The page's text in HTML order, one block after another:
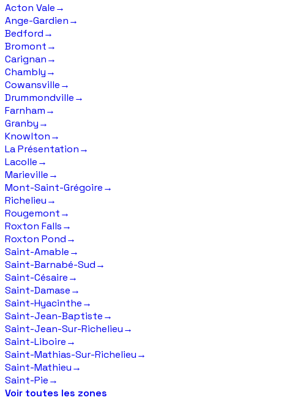
Acton Vale→
Ange-Gardien→
Bedford→
Bromont→
Carignan→
Chambly→
Cowansville→
Drummondville→
Farnham→
Granby→
Knowlton→
La Présentation→
Lacolle→
Marieville→
Mont-Saint-Grégoire→
Richelieu→
Rougemont→
Roxton Falls→
Roxton Pond→
Saint-Amable→
Saint-Barnabé-Sud→
Saint-Césaire→
Saint-Damase→
Saint-Hyacinthe→
Saint-Jean-Baptiste→
Saint-Jean-Sur-Richelieu→
Saint-Liboire→
Saint-Mathias-Sur-Richelieu→
Saint-Mathieu→
Saint-Pie→
Voir toutes les zones